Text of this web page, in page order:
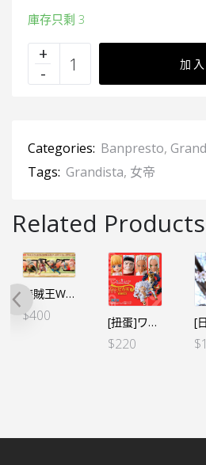
庫存只剩 3
加
Categories: Banpresto,
Tags: Grandista, 女帝
Related Products
海賊王WCF-HISTORY RELAY 20TH 週年紀念-Vol.4
$400 [扭蛋]ワンピの実 海賊王的果實 第十九海戰 全6個SET（行）
$220 $